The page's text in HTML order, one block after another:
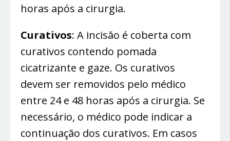
horas após a cirurgia.
Curativos: A incisão é coberta com
curativos contendo pomada
cicatrizante e gaze. Os curativos
devem ser removidos pelo médico
entre 24 e 48 horas após a cirurgia. Se
necessário, o médico pode indicar a
continuação dos curativos. Em casos